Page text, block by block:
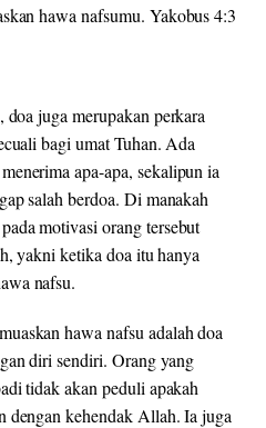
hawa nafsumu. Yakobus 4:3
juga merupakan perkara
bagi umat Tuhan. Ada
apa-apa, sekalipun ia
salah berdoa. Di manakah
motivasi orang tersebut
yakni ketika doa itu hanya
nafsu.
hawa nafsu adalah doa
diri sendiri. Orang yang
tidak akan peduli apakah
dengan kehendak Allah. Ia juga